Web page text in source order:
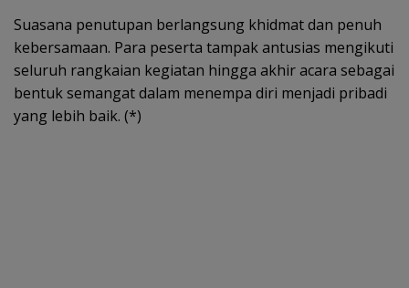
Suasana penutupan berlangsung khidmat dan penuh
kebersamaan. Para peserta tampak antusias mengikuti
seluruh rangkaian kegiatan hingga akhir acara sebagai
bentuk semangat dalam menempa diri menjadi pribadi
yang lebih baik. (*)